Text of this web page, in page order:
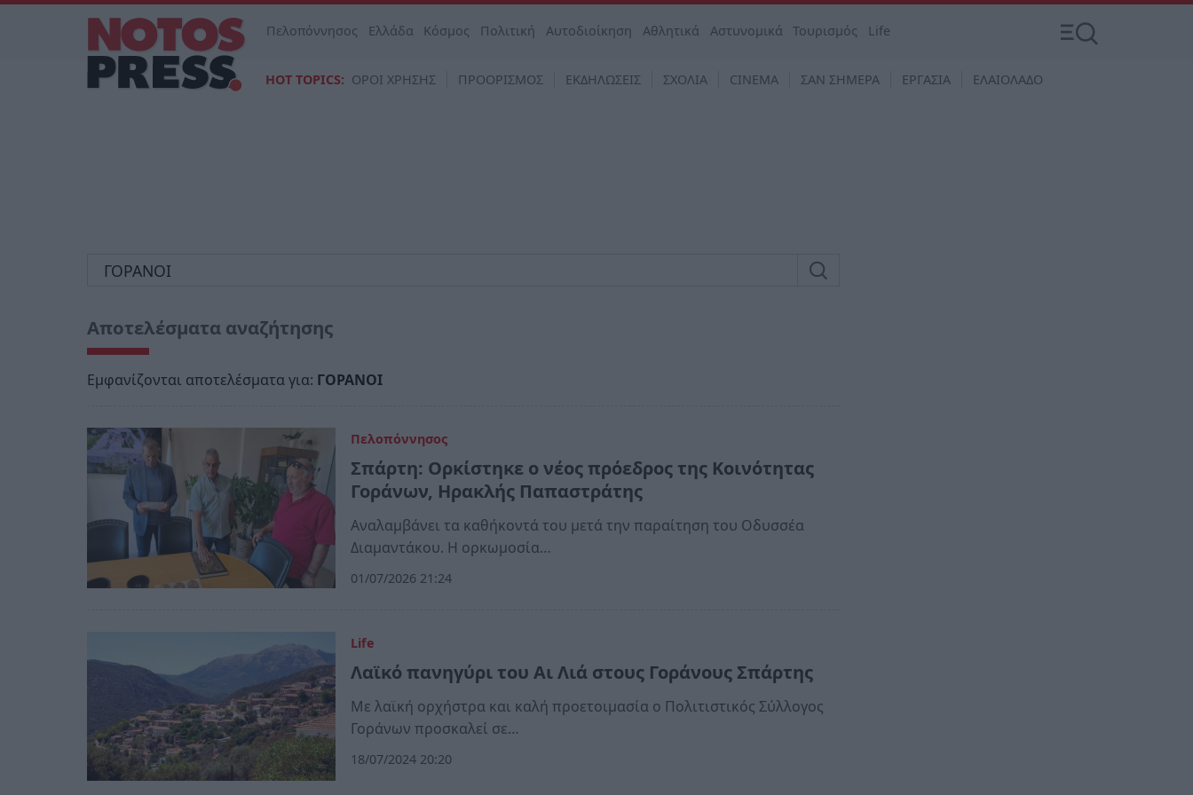
Πελοπόννησος Ελλάδα Κόσμος Πολιτική Αυτοδιοίκηση Αθλητικά Αστυνομικά Τουρισμός Life
HOT TOPICS: ΟΡΟΙ ΧΡΗΣΗΣ ΠΡΟΟΡΙΣΜΟΣ ΕΚΔΗΛΩΣΕΙΣ ΣΧΟΛΙΑ CINEMA ΣΑΝ ΣΗΜΕΡΑ ΕΡΓΑΣΙΑ ΕΛΑΙΟΛΑΔΟ
Αποτελέσματα αναζήτησης
Εμφανίζονται αποτελέσματα για: ΓΟΡΑΝΟΙ
Πελοπόννησος
Σπάρτη: Ορκίστηκε ο νέος πρόεδρος της Κοινότητας
Γοράνων, Ηρακλής Παπαστράτης
Αναλαμβάνει τα καθήκοντά του μετά την παραίτηση του Οδυσσέα
Διαμαντάκου. Η ορκωμοσία…
01/07/2026 21:24
Life
Λαϊκό πανηγύρι του Αι Λιά στους Γοράνους Σπάρτης
Με λαϊκή ορχήστρα και καλή προετοιμασία ο Πολιτιστικός Σύλλογος
Γοράνων προσκαλεί σε…
18/07/2024 20:20